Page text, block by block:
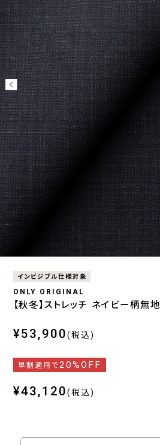
インビジブル仕様対象
ONLY ORIGINAL
【秋冬】ストレッチ ネイビー柄無地
¥53,900(税込)
早割適用で20%OFF
¥43,120(税込)